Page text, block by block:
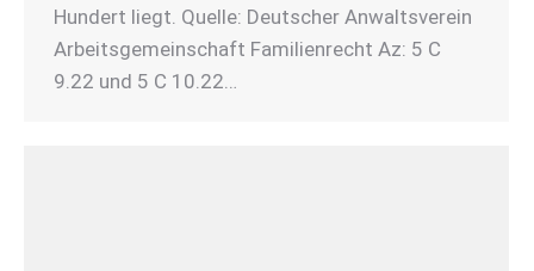
Hundert liegt. Quelle: Deutscher Anwaltsverein
Arbeitsgemeinschaft Familienrecht Az: 5 C
9.22 und 5 C 10.22…